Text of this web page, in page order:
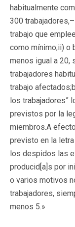
habitualmente
300
trabajo que
como mínimo;ii) o
menos igual a 20,
trabajadores
trabajo
los trabajadores”
previstos por la
miembros.A
previsto en la
los despidos las
producid[a]s por
o varios motivos
trabajadores,
menos 5.»